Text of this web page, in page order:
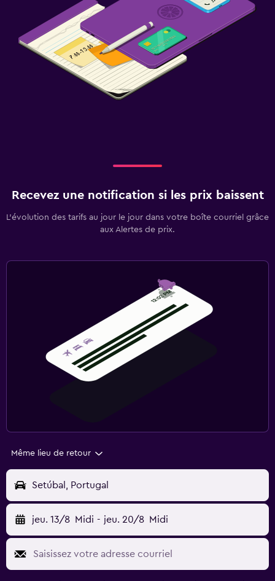
Recevez une notification si les prix baissent
L’évolution des tarifs au jour le jour dans votre boîte courriel grâce
aux Alertes de prix.
Même lieu de retour
Setúbal, Portugal
jeu. 13/8 Midi - jeu. 20/8 Midi